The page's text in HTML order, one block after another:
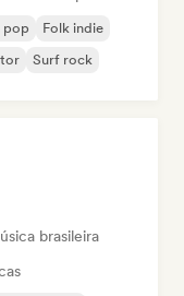
pop
Folk indie
Surf rock
brasileira